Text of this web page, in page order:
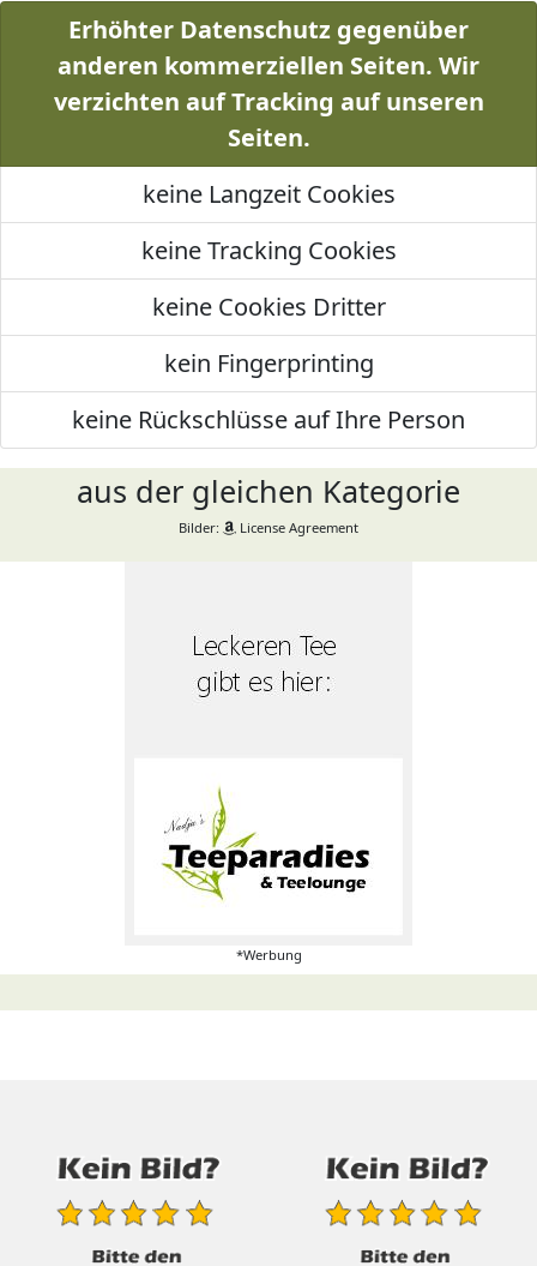
Erhöhter Datenschutz gegenüber
anderen kommerziellen Seiten. Wir
verzichten auf Tracking auf unseren
Seiten.
keine Langzeit Cookies
keine Tracking Cookies
keine Cookies Dritter
kein Fingerprinting
keine Rückschlüsse auf Ihre Person
aus der gleichen Kategorie
Bilder: License Agreement
*Werbung